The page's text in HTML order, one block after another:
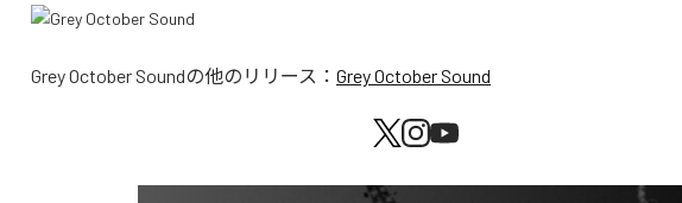
Grey October Soundの他のリリース： Grey October Sound